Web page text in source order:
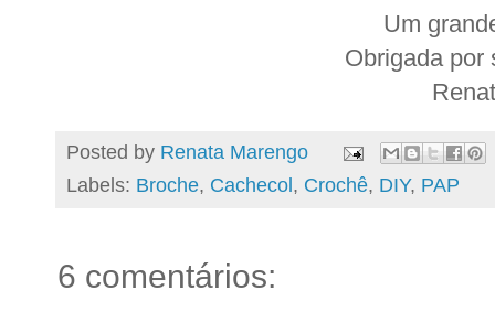
Um
Obrigada
Posted by Renata Marengo
Labels: Broche, Cachecol , Crochê, DIY, PAP
6 comentários: